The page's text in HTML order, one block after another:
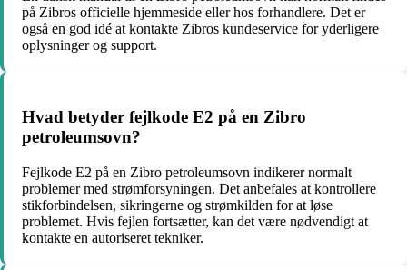
på Zibros officielle hjemmeside eller hos forhandlere. Det er
også en god idé at kontakte Zibros kundeservice for yderligere
oplysninger og support.
Hvad betyder fejlkode E2 på en Zibro
petroleumsovn?
Fejlkode E2 på en Zibro petroleumsovn indikerer normalt
problemer med strømforsyningen. Det anbefales at kontrollere
stikforbindelsen, sikringerne og strømkilden for at løse
problemet. Hvis fejlen fortsætter, kan det være nødvendigt at
kontakte en autoriseret tekniker.